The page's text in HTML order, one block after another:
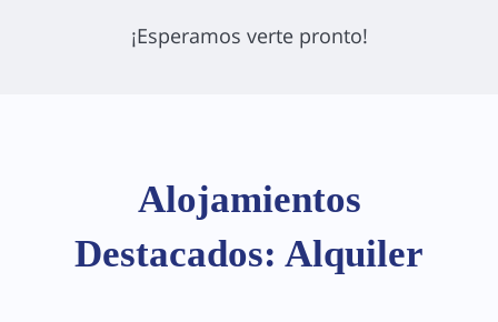
¡Esperamos verte pronto!
Alojamientos
Destacados: Alquiler